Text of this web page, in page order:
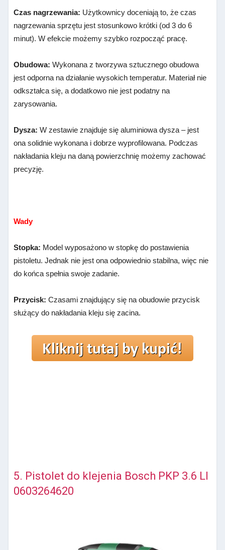
Czas nagrzewania: Użytkownicy doceniają to, że czas
nagrzewania sprzętu jest stosunkowo krótki (od 3 do 6
minut). W efekcie możemy szybko rozpocząć pracę.
Obudowa: Wykonana z tworzywa sztucznego obudowa
jest odporna na działanie wysokich temperatur. Materiał nie
odkształca się, a dodatkowo nie jest podatny na
zarysowania.
Dysza: W zestawie znajduje się aluminiowa dysza – jest
ona solidnie wykonana i dobrze wyprofilowana. Podczas
nakładania kleju na daną powierzchnię możemy zachować
precyzję.
Wady
Stopka: Model wyposażono w stopkę do postawienia
pistoletu. Jednak nie jest ona odpowiednio stabilna, więc nie
do końca spełnia swoje zadanie.
Przycisk: Czasami znajdujący się na obudowie przycisk
służący do nakładania kleju się zacina.
5. Pistolet do klejenia Bosch PKP 3.6 LI
0603264620